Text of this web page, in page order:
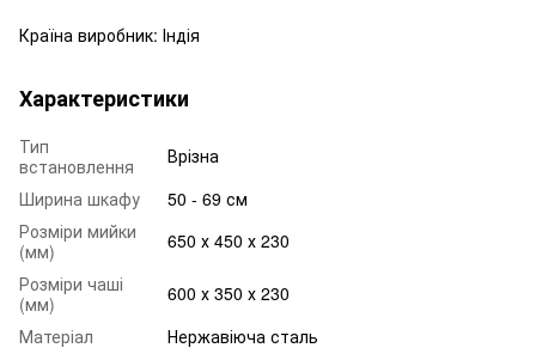
Країна виробник: Індія
Характеристики
Тип
встановлення
Врізна
Ширина шкафу
50 - 69 см
Розміри мийки
(мм)
650 х 450 х 230
Розміри чаші
(мм)
600 х 350 х 230
Матеріал
Нержавіюча сталь